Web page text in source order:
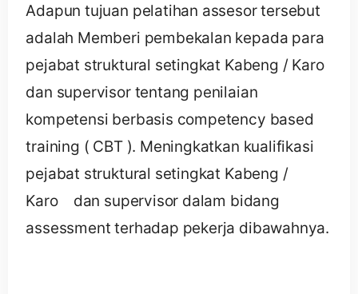
Adapun tujuan pelatihan assesor tersebut
adalah Memberi pembekalan kepada para
pejabat struktural setingkat Kabeng / Karo
dan supervisor tentang penilaian
kompetensi berbasis competency based
training ( CBT ). Meningkatkan kualifikasi
pejabat struktural setingkat Kabeng /
Karo dan supervisor dalam bidang
assessment terhadap pekerja dibawahnya.